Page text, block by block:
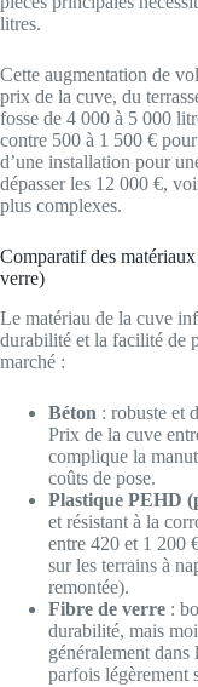
litres.
Cette augmentation de
prix de la cuve, du
fosse de 4 000 à 5 000
contre 500 à 1 500 €
d’une installation pour
dépasser les 12 000 €,
plus complexes.
Comparatif des
verre)
Le matériau de la cuve
durabilité et la facilité de
marché :
Béton : robuste et
Prix de la cuve
complique la
coûts de pose.
Plastique PEHD
et résistant à la
entre 420 et 1 200
sur les terrains à
remontée).
Fibre de verre :
durabilité, mais
généralement
parfois légèrement